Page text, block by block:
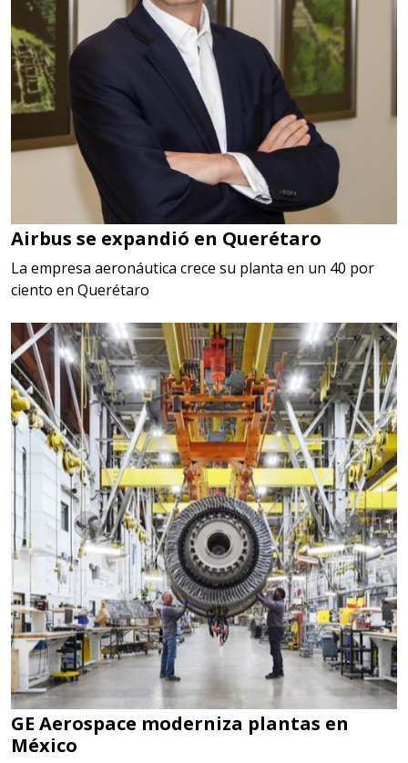
Airbus se expandió en Querétaro
La empresa aeronáutica crece su planta en un 40 por
ciento en Querétaro
GE Aerospace moderniza plantas en
México